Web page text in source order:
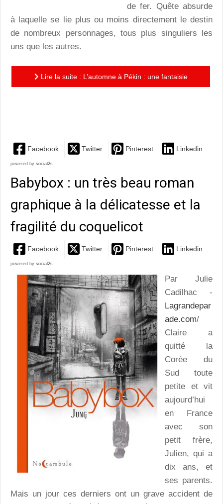
de fer. Quête absurde
à laquelle se lie plus ou moins directement le destin
de nombreux personnages, tous plus singuliers les
uns que les autres.
Lire la suite : L’automne à Pékin : une fantaisie
Facebook Twitter Pinterest Linkedin
powered by social2s
Babybox : un très beau roman
graphique à la délicatesse et la
fragilité du coquelicot
Facebook Twitter Pinterest Linkedin
powered by social2s
Par Julie
Cadilhac -
Lagrandepar
ade.com/
Claire a
quitté la
Corée du
Sud toute
petite et vit
aujourd’hui
en France
avec son
petit frère,
Julien, qui a
dix ans, et
ses parents.
Mais un jour ces derniers ont un grave accident de